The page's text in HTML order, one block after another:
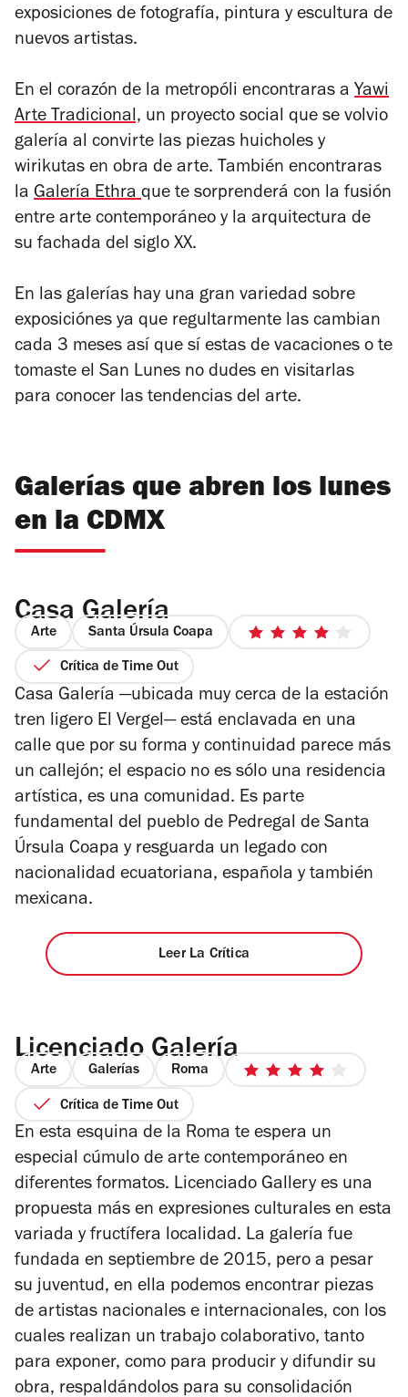
exposiciones de fotografía, pintura y escultura de
nuevos artistas.
En el corazón de la metropóli encontraras a Yawi
Arte Tradicional, un proyecto social que se volvio
galería al convirte las piezas huicholes y
wirikutas en obra de arte. También encontraras
la Galería Ethraque te sorprenderá con la fusión
entre arte contemporáneo y la arquitectura de
su fachada del siglo XX.
En las galerías hay una gran variedad sobre
exposiciónes ya que regultarmente las cambian
cada 3 meses así que sí estas de vacaciones o te
tomaste el San Lunes no dudes en visitarlas
para conocer las tendencias del arte.
Galerías que abren los lunes
en la CDMX
Casa Galería
Arte Santa Úrsula Coapa
4
5
Crítica de Time Out
Casa Galería —ubicada muy cerca de la estación
tren ligero El Vergel— está enclavada en una
calle que por su forma y continuidad parece más
un callejón; el espacio no es sólo una residencia
artística, es una comunidad. Es parte
fundamental del pueblo de Pedregal de Santa
Úrsula Coapa y resguarda un legado con
nacionalidad ecuatoriana, española y también
mexicana.
Leer La Crítica
Licenciado Galería
Arte Galerías Roma
4
Crítica de Time Out
En esta esquina de la Roma te espera un
especial cúmulo de arte contemporáneo en
diferentes formatos. Licenciado Gallery es una
propuesta más en expresiones culturales en esta
variada y fructífera localidad. La galería fue
fundada en septiembre de 2015, pero a pesar
su juventud, en ella podemos encontrar piezas
de artistas nacionales e internacionales, con los
cuales realizan un trabajo colaborativo, tanto
para exponer, como para producir y difundir su
obra, respaldándolos para su consolidación